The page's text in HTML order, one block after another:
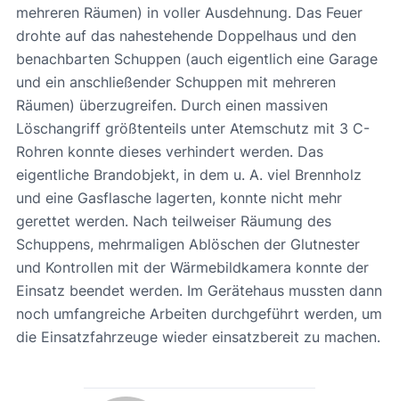
mehreren Räumen) in voller Ausdehnung. Das Feuer
drohte auf das nahestehende Doppelhaus und den
benachbarten Schuppen (auch eigentlich eine Garage
und ein anschließender Schuppen mit mehreren
Räumen) überzugreifen. Durch einen massiven
Löschangriff größtenteils unter Atemschutz mit 3 C-
Rohren konnte dieses verhindert werden. Das
eigentliche Brandobjekt, in dem u. A. viel Brennholz
und eine Gasflasche lagerten, konnte nicht mehr
gerettet werden. Nach teilweiser Räumung des
Schuppens, mehrmaligen Ablöschen der Glutnester
und Kontrollen mit der Wärmebildkamera konnte der
Einsatz beendet werden. Im Gerätehaus mussten dann
noch umfangreiche Arbeiten durchgeführt werden, um
die Einsatzfahrzeuge wieder einsatzbereit zu machen.